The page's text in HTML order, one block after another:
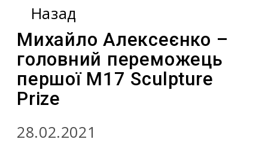
Назад
Михайло Алексеєнко –
головний переможець
першої M17 Sculpture
Prize
28.02.2021